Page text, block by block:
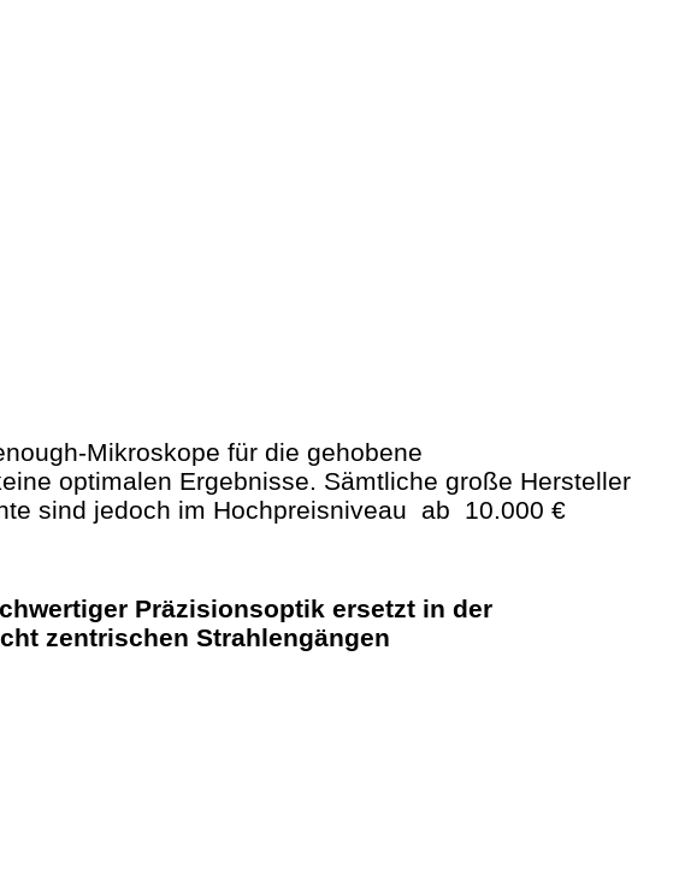
Mikroskope für die gehobene
optimalen Ergebnisse. Sämtliche große Hersteller
sind jedoch im Hochpreisniveau ab 10.000 €
Präzisionsoptik ersetzt in der
zentrischen Strahlengängen